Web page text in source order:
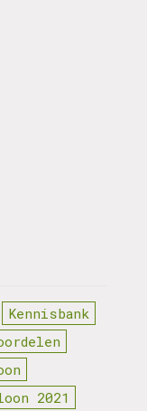
Kennisbank
2021